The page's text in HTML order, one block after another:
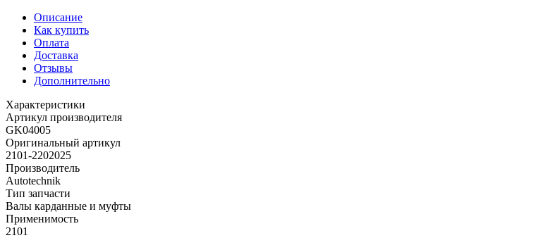
Описание
Как купить
Оплата
Доставка
Отзывы
Дополнительно
Характеристики
Артикул производителя
GK04005
Оригинальный артикул
2101-2202025
Производитель
Autotechnik
Тип запчасти
Валы карданные и муфты
Применимость
2101